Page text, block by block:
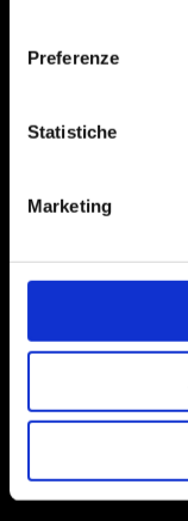
Preferenze
Statistiche
Marketing